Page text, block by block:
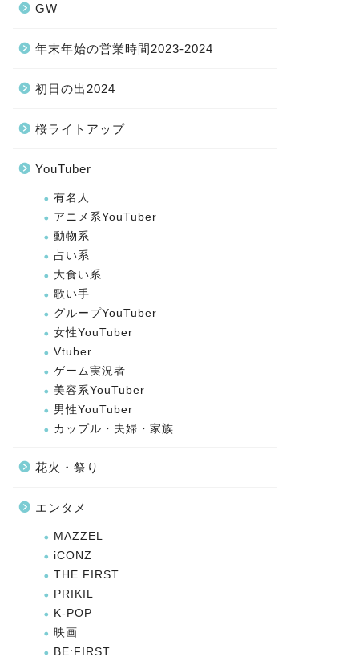
GW
年末年始の営業時間2023-2024
初日の出2024
桜ライトアップ
YouTuber
有名人
アニメ系YouTuber
動物系
占い系
大食い系
歌い手
グループYouTuber
女性YouTuber
Vtuber
ゲーム実況者
美容系YouTuber
男性YouTuber
カップル・夫婦・家族
花火・祭り
エンタメ
MAZZEL
iCONZ
THE FIRST
PRIKIL
K-POP
映画
BE:FIRST